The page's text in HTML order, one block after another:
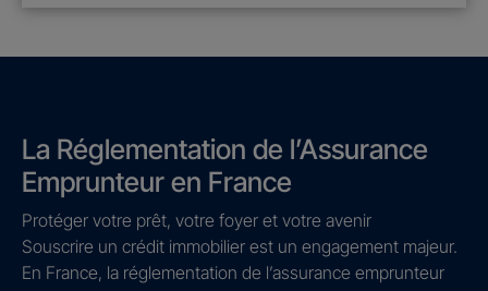
La Réglementation de l’Assurance
Emprunteur en France
Protéger votre prêt, votre foyer et votre avenir
Souscrire un crédit immobilier est un engagement majeur.
En France, la réglementation de l’assurance emprunteur